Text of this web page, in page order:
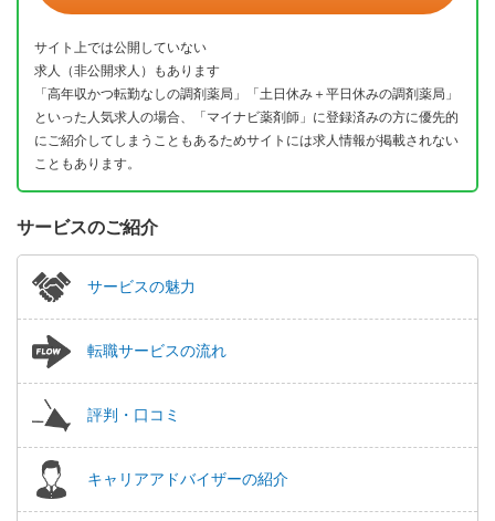
サイト上では公開していない
求人（非公開求人）もあります
「高年収かつ転勤なしの調剤薬局」「土日休み＋平日休みの調剤薬局」
といった人気求人の場合、「マイナビ薬剤師」に登録済みの方に優先的
にご紹介してしまうこともあるためサイトには求人情報が掲載されない
こともあります。
サービスのご紹介
サービスの魅力
転職サービスの流れ
評判・口コミ
キャリアアドバイザーの紹介